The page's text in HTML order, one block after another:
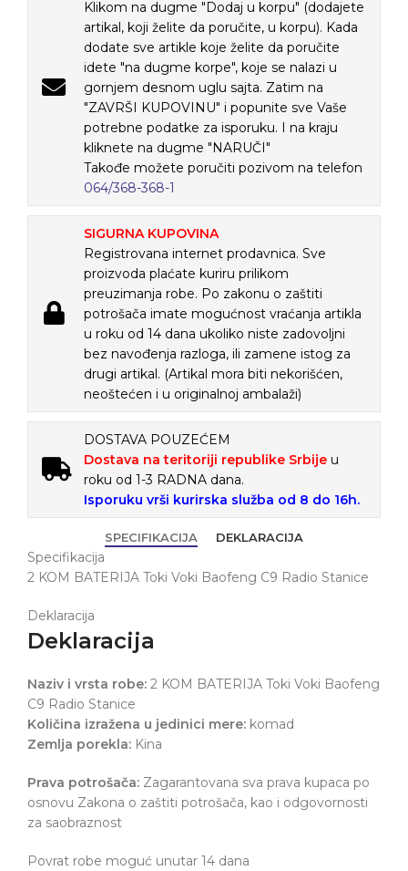
Klikom na dugme "Dodaj u korpu" (dodajete
artikal, koji želite da poručite, u korpu). Kada
dodate sve artikle koje želite da poručite
idete "na dugme korpe", koje se nalazi u
gornjem desnom uglu sajta. Zatim na
"ZAVRŠI KUPOVINU" i popunite sve Vaše
potrebne podatke za isporuku. I na kraju
kliknete na dugme "NARUČI"
Takođe možete poručiti pozivom na telefon
064/368-368-1
SIGURNA KUPOVINA
Registrovana internet prodavnica. Sve
proizvoda plaćate kuriru prilikom
preuzimanja robe. Po zakonu o zaštiti
potrošača imate mogućnost vraćanja artikla
u roku od 14 dana ukoliko niste zadovoljni
bez navođenja razloga, ili zamene istog za
drugi artikal. (Artikal mora biti nekorišćen,
neoštećen i u originalnoj ambalaži)
DOSTAVA POUZEĆEM
Dostava na teritoriji republike Srbije u
roku od 1-3 RADNA dana.
Isporuku vrši kurirska služba od 8 do 16h.
SPECIFIKACIJA DEKLARACIJA
Specifikacija
2 KOM BATERIJA Toki Voki Baofeng C9 Radio Stanice
Deklaracija
Deklaracija
Naziv i vrsta robe: 2 KOM BATERIJA Toki Voki Baofeng
C9 Radio Stanice
Količina izražena u jedinici mere: komad
Zemlja porekla: Kina
Prava potrošača: Zagarantovana sva prava kupaca po
osnovu Zakona o zaštiti potrošača, kao i odgovornosti
za saobraznost
Povrat robe moguć unutar 14 dana